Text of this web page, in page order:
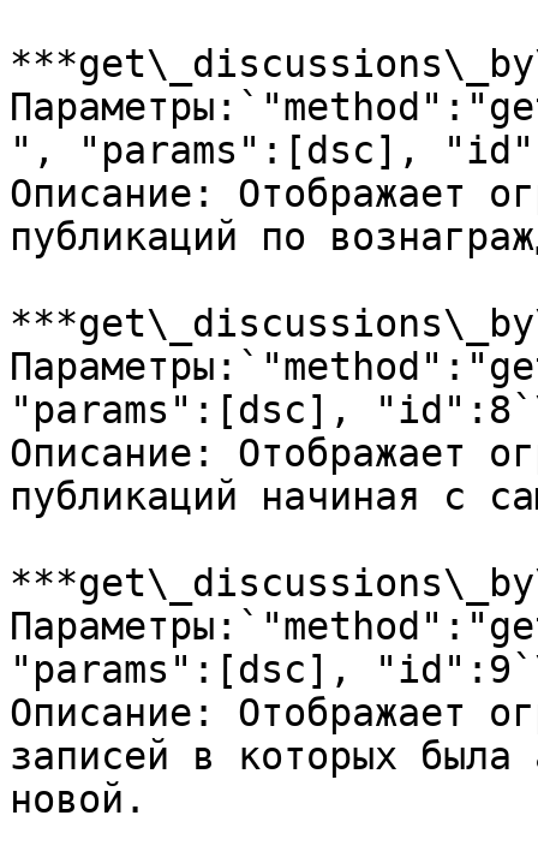
", "params":[dsc],
Описание: Отображает
публикаций по
"params":[dsc],
Описание: Отображает
публикаций начиная с
"params":[dsc],
Описание: Отображает
записей в которых была
новой.